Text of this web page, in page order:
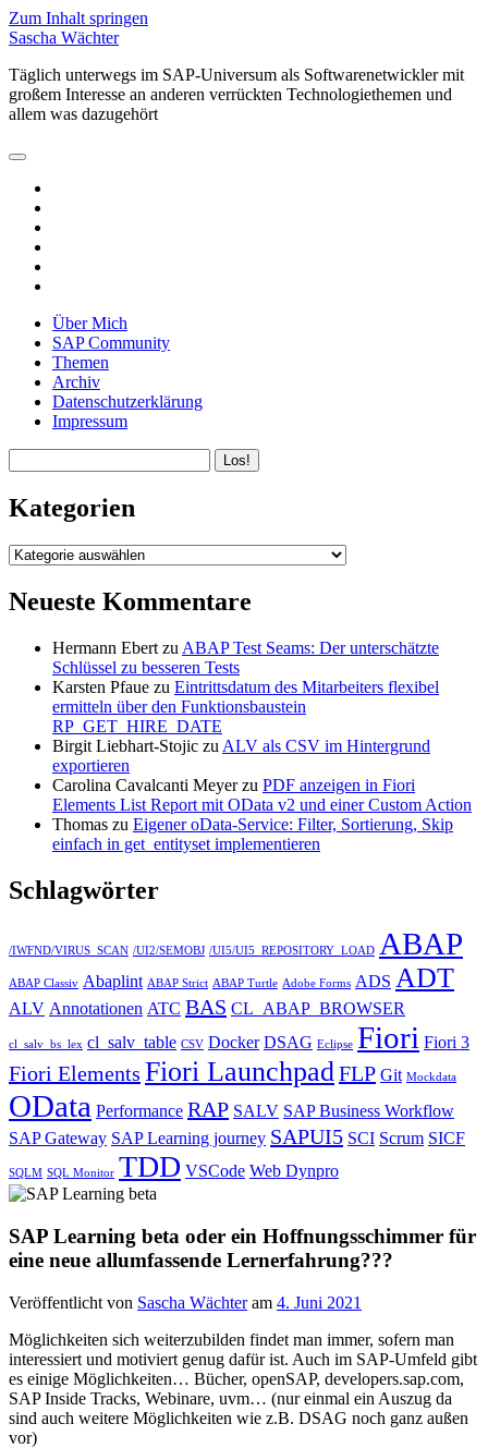
Zum Inhalt springen
Sascha Wächter
Täglich unterwegs im SAP-Universum als Softwarenetwickler mit
großem Interesse an anderen verrückten Technologiethemen und
allem was dazugehört
open
menu
Über Mich
SAP Community
Themen
Archiv
Datenschutzerklärung
Impressum
Kategorien
Kategorien
Neueste Kommentare
Hermann Ebert zu ABAP Test Seams: Der unterschätzte
Schlüssel zu besseren Tests
Karsten Pfaue zu Eintrittsdatum des Mitarbeiters flexibel
ermitteln über den Funktionsbaustein
RP_GET_HIRE_DATE
Birgit Liebhart-Stojic zu ALV als CSV im Hintergrund
exportieren
Carolina Cavalcanti Meyerzu PDF anzeigen in Fiori
Elements List Report mit OData v2 und einer Custom Action
Thomas zu Eigener oData-Service: Filter, Sortierung, Skip
einfach in get_entityset implementieren
Schlagwörter
/IWFND/VIRUS_SCAN /UI2/SEMOBJ /UI5/UI5_REPOSITORY_LOAD ABAP
ABAP Classiv Abaplint ABAP Strict ABAP Turtle Adobe Forms ADS ADT
ALV Annotationen ATC BAS CL_ABAP_BROWSER
cl_salv_bs_lex cl_salv_table CSV Docker DSAG Eclipse Fiori Fiori 3
Fiori Elements Fiori LaunchpadFLP Git Mockdata
OData Performance RAP SALV SAP Business Workflow
SAP Gateway SAP Learning journey SAPUI5 SCI Scrum SICF
SQLM SQL Monitor TDD VSCode Web Dynpro
SAP Learning beta oder ein Hoffnungsschimmer für
eine neue allumfassende Lernerfahrung???
Veröffentlicht von Sascha Wächteram 4. Juni 2021
Möglichkeiten sich weiterzubilden findet man immer, sofern man
interessiert und motiviert genug dafür ist. Auch im SAP-Umfeld gibt
es einige Möglichkeiten… Bücher, openSAP, developers.sap.com,
SAP Inside Tracks, Webinare, uvm… (nur einmal ein Auszug da
sind auch weitere Möglichkeiten wie z.B. DSAG noch ganz außen
vor)